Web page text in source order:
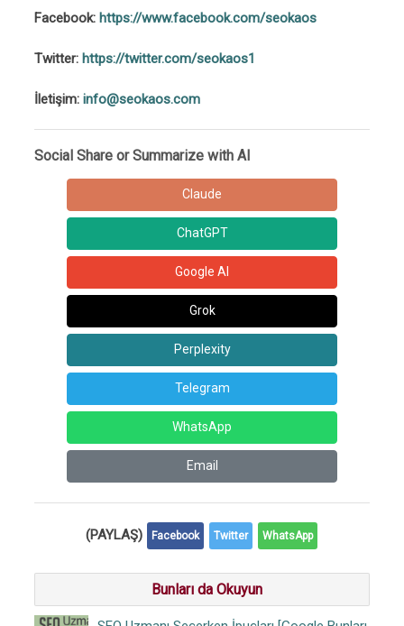
Facebook: https://www.facebook.com/seokaos
Twitter: https://twitter.com/seokaos1
İletişim: info@seokaos.com
Social Share or Summarize with AI
Claude
ChatGPT
Google AI
Grok
Perplexity
Telegram
WhatsApp
Email
(PAYLAŞ) Facebook Twitter WhatsApp
Bunları da Okuyun